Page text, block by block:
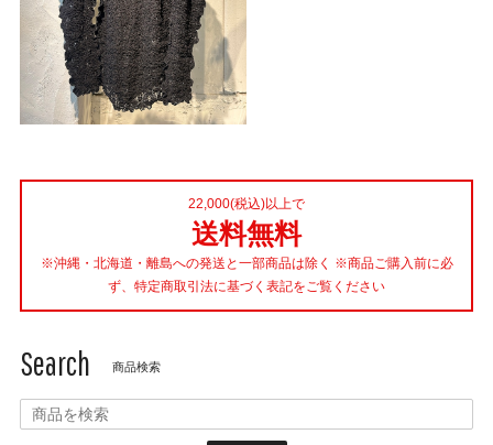
22,000(税込)以上で
送料無料
※沖縄・北海道・離島への発送と一部商品は除く ※商品ご購入前に必
ず、特定商取引法に基づく表記をご覧ください
Search 商品検索